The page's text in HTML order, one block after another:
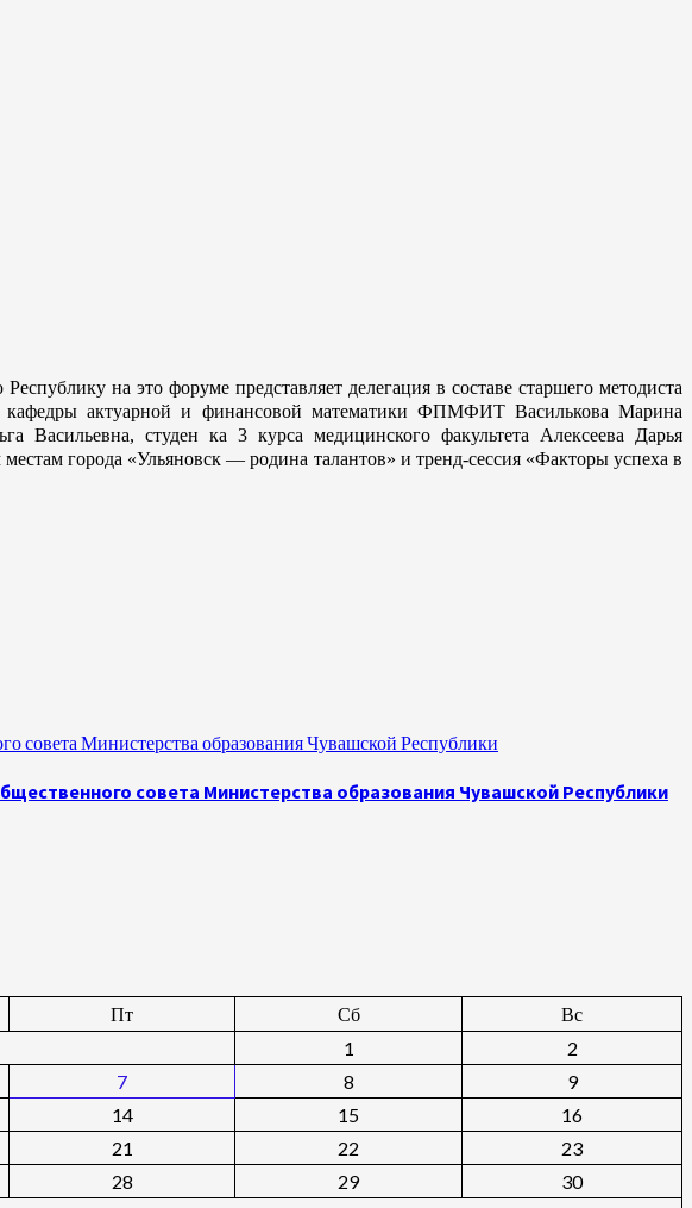
на это форуме представляет делегация в составе старшего методиста
кафедры актуарной и финансовой математики ФПМФИТ Василькова Марина
Васильевна, студен ка 3 курса медицинского факультета Алексеева Дарья
города «Ульяновск — родина талантов» и тренд-сессия «Факторы успеха в
совета Министерства образования Чувашской Республики
совета Министерства образования Чувашской Республики
Пт Сб
Вс
1
2
7 8
9
14 15
16
21 22
23
28 29
30